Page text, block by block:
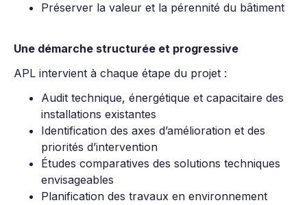
Préserver la valeur et la pérennité du bâtiment
Une démarche structurée et progressive
APL intervient à chaque étape du projet :
Audit technique, énergétique et capacitaire des
installations existantes
Identification des axes d’amélioration et des
priorités d’intervention
Études comparatives des solutions techniques
envisageables
Planification des travaux en environnement